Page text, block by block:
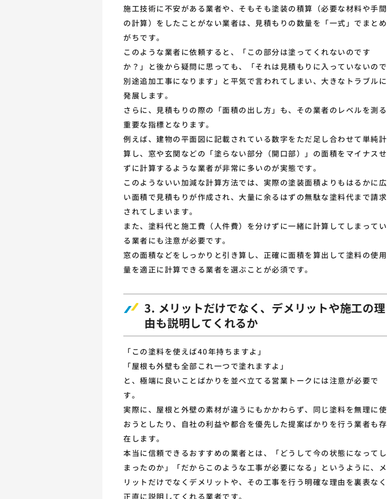
施工技術に不安がある業者や、そもそも塗装の積算（必要な材料や手間
の計算）をしたことがない業者は、見積もりの数量を「一式」でまとめ
がちです。
このような業者に依頼すると、「この部分は塗ってくれないのです
か？」と後から疑問に思っても、「それは見積もりに入っていないので
別途追加工事になります」と平気で言われてしまい、大きなトラブルに
発展します。
さらに、見積もりの際の「面積の出し方」も、その業者のレベルを測る
重要な指標となります。
例えば、建物の平面図に記載されている数字をただ足し合わせて単純計
算し、窓や玄関などの「塗らない部分（開口部）」の面積をマイナスせ
ずに計算するような業者が非常に多いのが実態です。
このようないい加減な計算方法では、実際の塗装面積よりもはるかに広
い面積で見積もりが作成され、大量に余るはずの無駄な塗料代まで請求
されてしまいます。
また、塗料代と施工費（人件費）を分けずに一緒に計算してしまってい
る業者にも注意が必要です。
窓の面積などをしっかりと引き算し、正確に面積を算出して塗料の使用
量を適正に計算できる業者を選ぶことが必須です。
3. メリットだけでなく、デメリットや施工の理
由も説明してくれるか
「この塗料を使えば40年持ちますよ」
「屋根も外壁も全部これ一つで塗れますよ」
と、極端に良いことばかりを並べ立てる営業トークには注意が必要で
す。
実際に、屋根と外壁の素材が違うにもかかわらず、同じ塗料を無理に使
おうとしたり、自社の利益や都合を優先した提案ばかりを行う業者も存
在します。
本当に信頼できるおすすめの業者とは、「どうして今の状態になってし
まったのか」「だからこのような工事が必要になる」というように、メ
リットだけでなくデメリットや、その工事を行う明確な理由を裏表なく
正直に説明してくれる業者です。